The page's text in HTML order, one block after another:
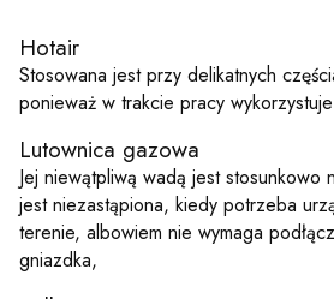
Hotair
Stosowana jest przy delikatnych
ponieważ w trakcie pracy
Lutownica gazowa
Jej niewątpliwą wadą jest stosunkowo
jest niezastąpiona, kiedy potrzeba
terenie, albowiem nie wymaga
gniazdka,